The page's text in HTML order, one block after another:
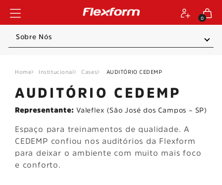
0
Sobre Nós
Home Institucional Cases AUDITÓRIO CEDEMP
AUDITÓRIO CEDEMP
Representante: Valeflex (São José dos Campos – SP)
Espaço para treinamentos de qualidade. A
CEDEMP confiou nos auditórios da Flexform
para deixar o ambiente com muito mais foco
e conforto.